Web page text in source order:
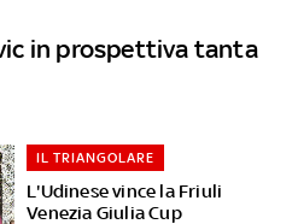
in prospettiva tanta
L'Udinese vince la Friuli
Venezia Giulia Cup
IL TRIANGOLARE